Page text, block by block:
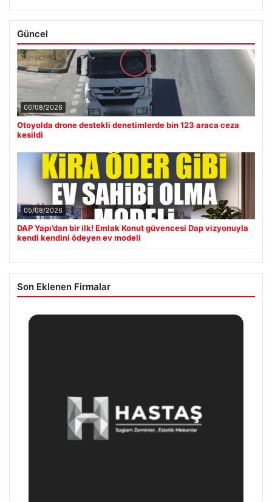
Güncel
06/08/2026
Otoyolda drone destekli denetimlerde bin 123 araca ceza
kesildi
05/08/2026
DAP Yapı’dan bir ilk! Emlak Konut güvencesi Dap vizyonuyla
kendi kendini ödeyen ev modeli
Son Eklenen Firmalar